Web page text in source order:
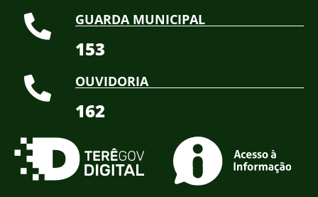
GUARDA MUNICIPAL
153
OUVIDORIA
162